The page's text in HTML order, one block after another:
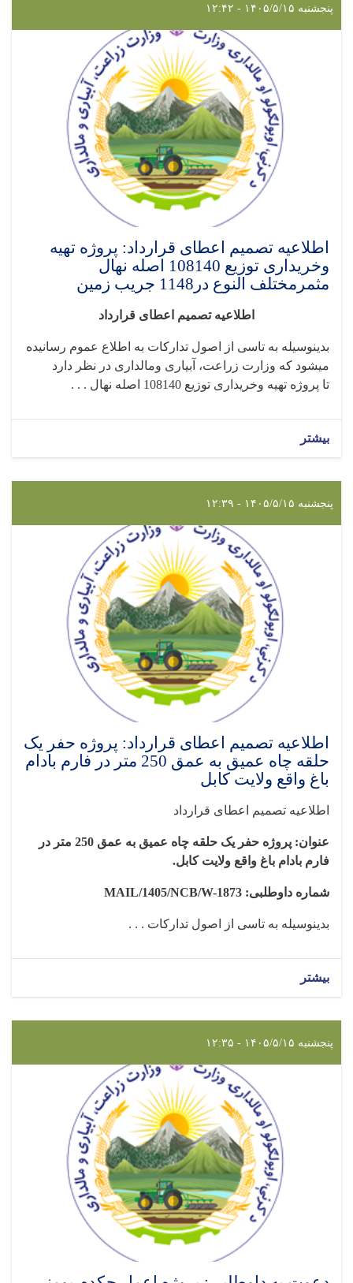
پنجشنبه ۱۴۰۵/۵/۱۵ - ۱۲:۴۲
اطلاعیه تصمیم اعطای قرارداد: پروژه تهیه
وخریداری توزیع 108140 اصله نهال
مثمرمختلف النوع در1148 جریب زمین
اطلاعیه تصمیم اعطای قرارداد
بدینوسیله به تاسی از اصول تدارکات به اطلاع عموم رسانیده
میشود که وزارت زراعت، آبیاری ومالداری در نظر دارد
تا پروژه تهیه وخریداری توزیع 108140 اصله نهال . . .
بیشتر
پنجشنبه ۱۴۰۵/۵/۱۵ - ۱۲:۳۹
اطلاعیه تصمیم اعطای قرارداد: پروژه حفر یک
حلقه چاه عمیق به عمق 250 متر در فارم بادام
باغ واقع ولایت کابل
اطلاعیه تصمیم اعطای قرارداد
عنوان: پروژه حفر یک حلقه چاه عمیق به عمق 250 متر در
فارم بادام باغ واقع ولایت کابل.
شماره داوطلبی: MAIL/1405/NCB/W-1873
بدینوسیله به تاسی از اصول تدارکات . . .
بیشتر
پنجشنبه ۱۴۰۵/۵/۱۵ - ۱۲:۳۵